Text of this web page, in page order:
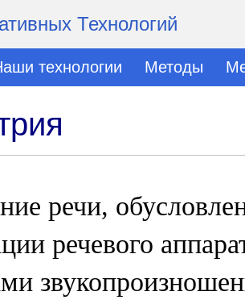
Технологий
технологии Методы
речи,
речевого